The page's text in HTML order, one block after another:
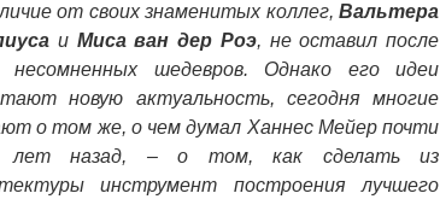
от своих знаменитых коллег, Вальтера
и Миса ван дер Роэ, не оставил после
несомненных шедевров. Однако его идеи
новую актуальность, сегодня многие
о том же, о чем думал Ханнес Мейер почти
лет назад, – о том, как сделать из
инструмент построения лучшего